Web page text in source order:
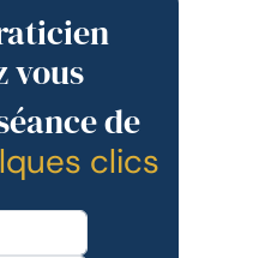
vous
de
clics